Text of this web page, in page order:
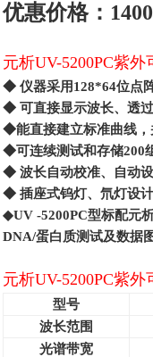
优惠价格：
元析UV-5200PC紫
◆ 仪器采用128*64位点
◆ 可直接显示波长、透
◆能直接建立标准曲线
◆可连续测试和存储200
◆ 波长自动校准、自动
◆ 插座式钨灯、氘灯设
◆UV -5200PC型标配元
DNA/蛋白质测试及数据
元析UV-5200PC紫
型号
波长范围
光谱带宽